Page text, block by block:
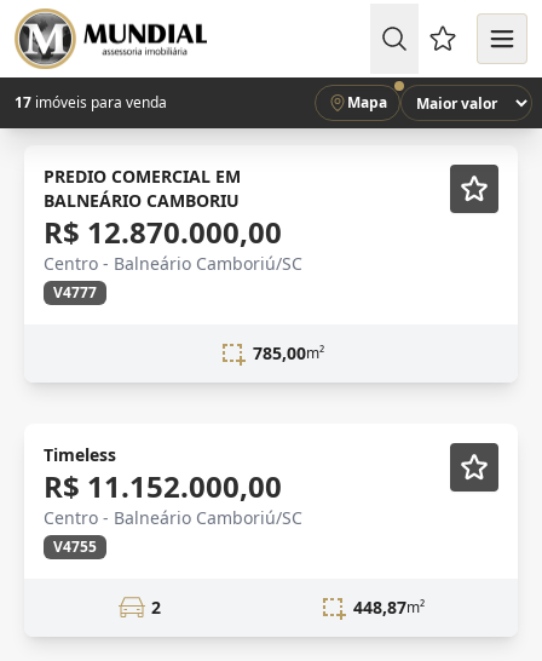
Favoritos
17 imóveis para venda Mapa
PREDIO COMERCIAL EM
BALNEÁRIO CAMBORIU
R$ 12.870.000,00
Centro - Balneário Camboriú/SC
V4777
785,00m²
Vídeo Lançamento
Timeless
R$ 11.152.000,00
Centro - Balneário Camboriú/SC
V4755
2 448,87m²